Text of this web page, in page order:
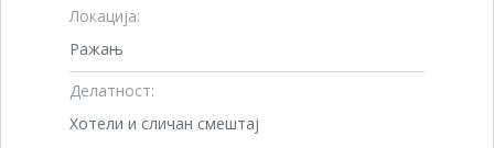
Локација:
Ражањ
Делатност:
Хотели и сличан смештај